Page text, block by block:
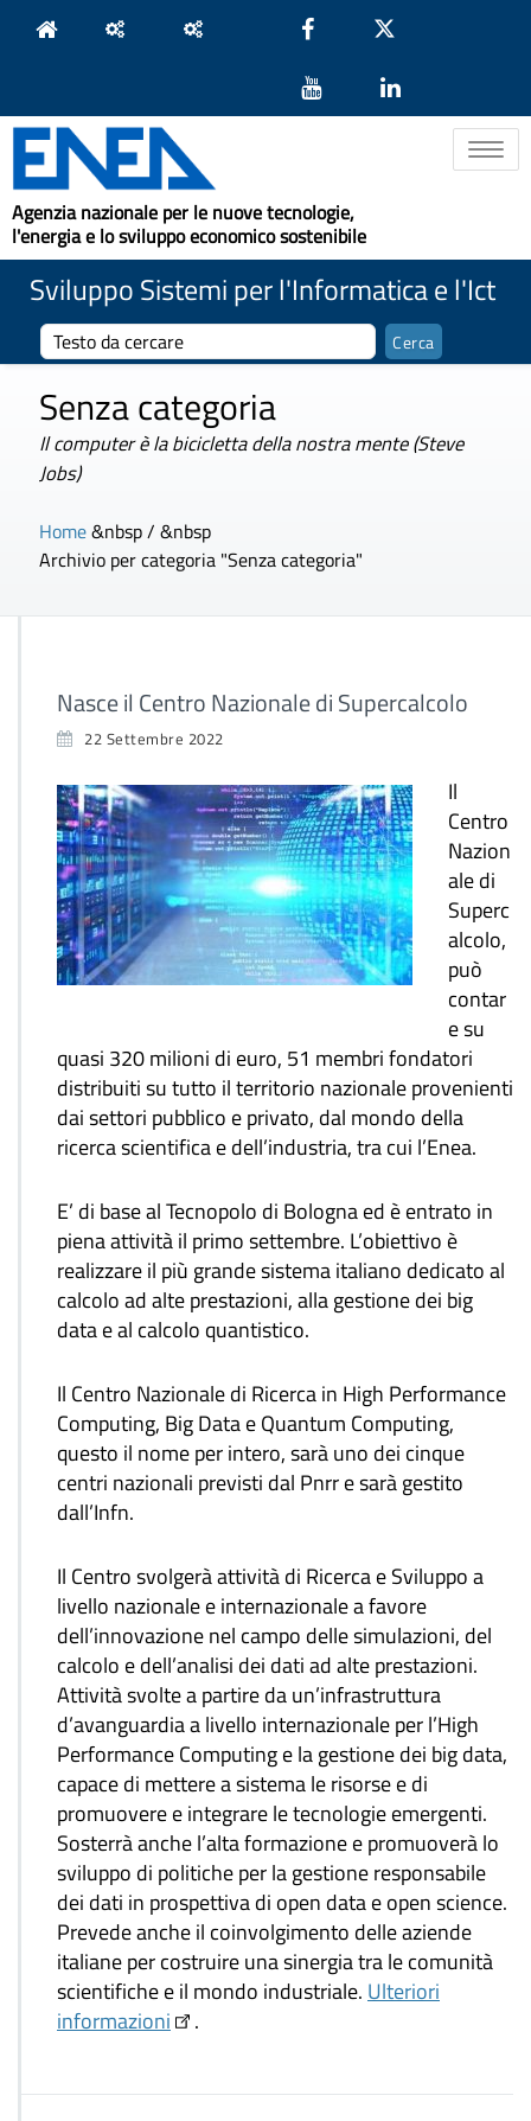
Toggle
Agenzia nazionale per le nuove tecnologie,
l'energia e lo sviluppo economico sostenibile
Sviluppo Sistemi per l'Informatica e l'Ict
Senza categoria
Il computer è la bicicletta della nostra mente (Steve
Jobs)
Home&nbsp / &nbsp
Archivio per categoria "Senza categoria"
Nasce il Centro Nazionale di Supercalcolo
22 Settembre 2022
Il
Centro
Nazion
ale di
Superc
alcolo,
può
contar
e su
quasi 320 milioni di euro, 51 membri fondatori
distribuiti su tutto il territorio nazionale provenienti
dai settori pubblico e privato, dal mondo della
ricerca scientifica e dell’industria, tra cui l’Enea.
E’ di base al Tecnopolo di Bologna ed è entrato in
piena attività il primo settembre. L’obiettivo è
realizzare il più grande sistema italiano dedicato al
calcolo ad alte prestazioni, alla gestione dei big
data e al calcolo quantistico.
Il Centro Nazionale di Ricerca in High Performance
Computing, Big Data e Quantum Computing,
questo il nome per intero, sarà uno dei cinque
centri nazionali previsti dal Pnrr e sarà gestito
dall’Infn.
Il Centro svolgerà attività di Ricerca e Sviluppo a
livello nazionale e internazionale a favore
dell’innovazione nel campo delle simulazioni, del
calcolo e dell’analisi dei dati ad alte prestazioni.
Attività svolte a partire da un’infrastruttura
d’avanguardia a livello internazionale per l’High
Performance Computing e la gestione dei big data,
capace di mettere a sistema le risorse e di
promuovere e integrare le tecnologie emergenti.
Sosterrà anche l’alta formazione e promuoverà lo
sviluppo di politiche per la gestione responsabile
dei dati in prospettiva di open data e open science.
Prevede anche il coinvolgimento delle aziende
italiane per costruire una sinergia tra le comunità
scientifiche e il mondo industriale. Ulteriori
informazioni
.